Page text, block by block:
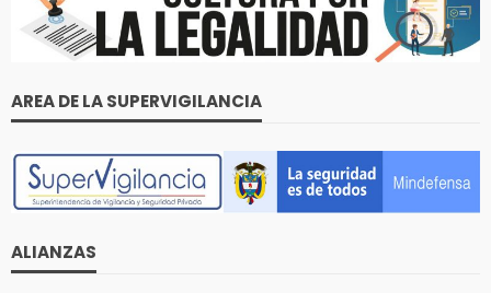
AREA DE LA SUPERVIGILANCIA
ALIANZAS